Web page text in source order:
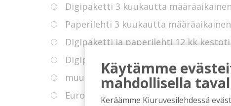
Digipaketti 3 kuukautta
Paperilehti 3 kuukautta
Digipaketti ja paperilehti 12 kk
Digipaketti ja paperilehti 12 kk
muut maat Digipaketti ja paperilehti
Eurooppa Digipaketti ja paperilehti
Käytämme
mahdollisella
Keräämme Kiuruvesilehdessä